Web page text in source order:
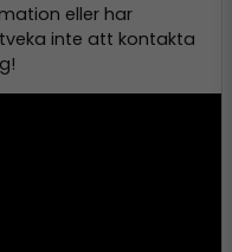
eller har
inte att kontakta